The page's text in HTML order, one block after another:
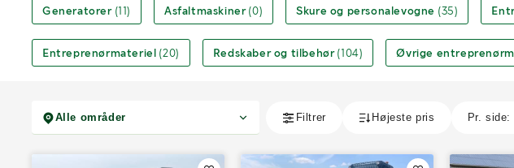
Generatorer (11) Asfaltmaskiner (0) Skure og personalevogne (35)
Entreprenørmateriel (20) Redskaber og tilbehør (104) Øvrige